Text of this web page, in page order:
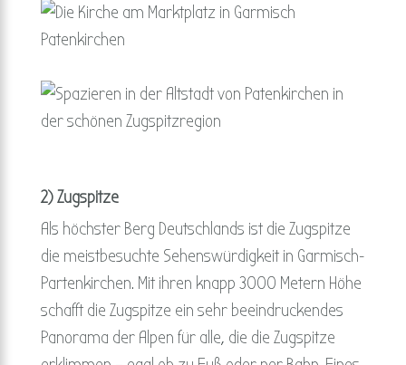
2) Zugspitze
Als höchster Berg Deutschlands ist die Zugspitze
die meistbesuchte Sehenswürdigkeit in Garmisch-
Partenkirchen. Mit ihren knapp 3000 Metern Höhe
schafft die Zugspitze ein sehr beeindruckendes
Panorama der Alpen für alle, die die Zugspitze